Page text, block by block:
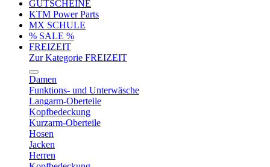
GUTSCHEINE
KTM Power Parts
MX SCHULE
% SALE %
FREIZEIT
Zur Kategorie FREIZEIT
Damen
Funktions- und Unterwäsche
Langarm-Oberteile
Kopfbedeckung
Kurzarm-Oberteile
Hosen
Jacken
Herren